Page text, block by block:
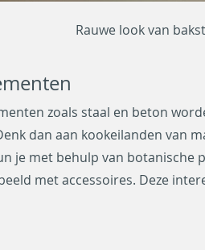
Rauwe look van
zoals staal en beton
dan aan kookeilanden van
je met behulp van
met accessoires. Deze